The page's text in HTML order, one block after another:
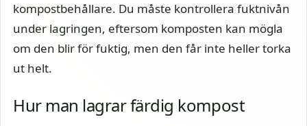
kompostbehållare. Du måste kontrollera fuktnivån
under lagringen, eftersom komposten kan mögla
om den blir för fuktig, men den får inte heller torka
ut helt.
Hur man lagrar färdig kompost